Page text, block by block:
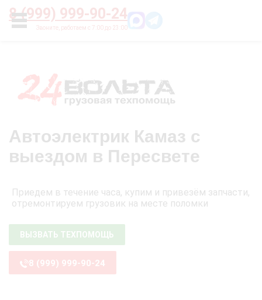
8 (999) 999-90-24
УСЛУГИ
Главная О нас Цены
Автоэлектрик Камаз с
выездом в Пересвете
Приедем в течение часа, купим и привезём запчасти,
отремонтируем грузовик на месте поломки
ВЫЗВАТЬ ТЕХПОМОЩЬ
8 (999) 999-90-24